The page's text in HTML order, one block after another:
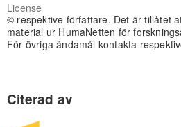
License
© respektive författare. Det är tillåtet
material ur HumaNetten för
För övriga ändamål kontakta